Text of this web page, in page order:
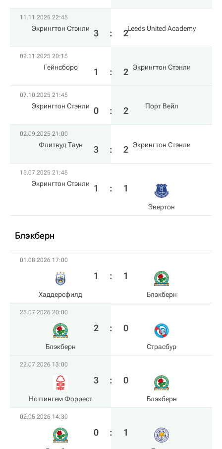
11.11.2025 22:45
Экрингтон Стэнли 3 : 2Leeds United Academy
02.11.2025 20:15
Гейнсборо 1 : 2 Экрингтон Стэнли
07.10.2025 21:45
Экрингтон Стэнли 0 : 2 Порт Вейл
02.09.2025 21:00
Флитвуд Таун 3 : 2 Экрингтон Стэнли
15.07.2025 21:45
Экрингтон Стэнли 1 : 1
Эвертон
Блэкберн
01.08.2026 17:00
Хаддерсфилд
1 : 1
Блэкберн
25.07.2026 20:00
Блэкберн
2 : 0
Страсбур
22.07.2026 13:00
Ноттингем Форрест
3 : 0
Блэкберн
02.05.2026 14:30
0 : 1